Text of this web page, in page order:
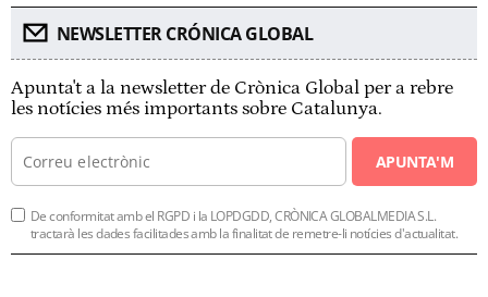
NEWSLETTER CRÓNICA GLOBAL
Apunta't a la newsletter de Crònica Global per a rebre
les notícies més importants sobre Catalunya.
APUNTA'M
De conformitat amb el RGPD i la LOPDGDD, CRÒNICA GLOBALMEDIA S.L.
tractarà les dades facilitades amb la finalitat de remetre-li notícies d'actualitat.